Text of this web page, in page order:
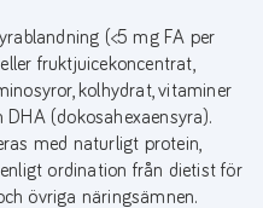
(<5 mg FA per
fruktjuicekoncentrat,
kolhydrat, vitaminer
DHA (dokosahexaensyra).
med naturligt protein,
ordination från dietist för
övriga näringsämnen.